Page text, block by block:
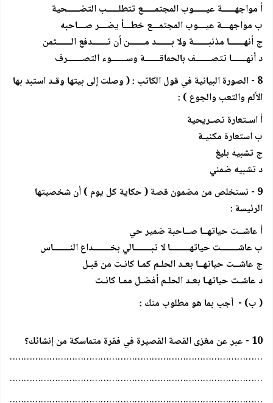
أ مواجهـــــة عيـــــوب المجتمـــــع تتطلـــــب التضـــــحية
ب مواجهـــة عيـــوب المجتمـــع خطـــأ يضـــر صـــاحبه
ج أنهــــــا مذنبــــــة ولا بــــــد مــــــن أن تــــــدفع الــــــثمن
د أنهــــــا تتصــــــف بالحماقــــــة وســــــوء التصــــــرف
8 - الصورة البيانية في قول الكاتب : ( وصلت إلى بيتها وقـد استبد بها
الألم والتعب والجوع ) :
أ اسـتعارة تصـريحية
ب استعارة مكنيـة
ج تشبيه بليغ
د تشبيه ضمني
9 - نستخلص من مضمون قصة ( حكاية كل يوم ) أن شخصيتها
الرئيسة :
أ عاشــت حياتهــا صــاحبة ضمير حي
ب عاشـــــــت حياتهــــــــا لا تبـــــــالي بخـــــــداع النـــــــاس
ج عاشــت حياتهــا بعـد الحلـم كمـا كانـت من قبـل
د عاشـت حياتهـا بعـد الحلـم أفضـل ممـا كانـت
( ب) - أجب بما هو مطلوب منك :
10 - عبر عن مغزى القصة القصيرة في فقرة متماسكة من إنشائك؟